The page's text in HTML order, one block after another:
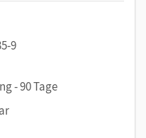
9
- 90 Tage